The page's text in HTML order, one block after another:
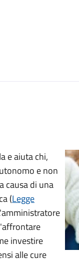
e aiuta chi,
e non
causa di una
(Legge
investire
alle cure